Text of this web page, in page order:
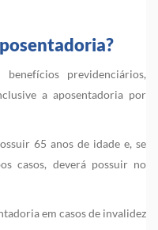
previdenciários,
a aposentadoria por
65 anos de idade e, se
casos, deverá possuir no
em casos de invalidez